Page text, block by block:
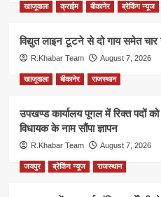
खाजूवाला क्राईम बीकानेर ब्रेकिंग न्यूज
विद्युत लाइन टूटने से दो गाय समेत चार
R.Khabar Team August 7, 2026
खाजूवाला बीकानेर राजस्थान
उपखण्ड कार्यालय पूगल में रिक्त पदों
विधायक के नाम सौंपा ज्ञापन
R.Khabar Team August 7, 2026
जयपुर ब्रेकिंग न्यूज राजस्थान